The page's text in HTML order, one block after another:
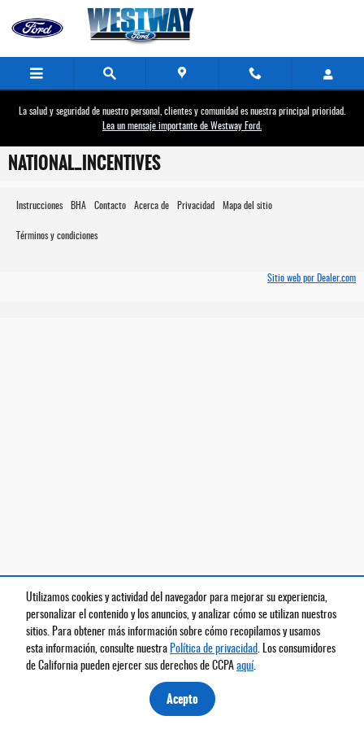
Utilizamos cookies y actividad del navegador para mejorar su experiencia,
personalizar el contenido y los anuncios, y analizar cómo se utilizan nuestros
sitios. Para obtener más información sobre cómo recopilamos y usamos
esta información, consulte nuestra Política de privacidad. Los consumidores
de California pueden ejercer sus derechos de CCPA aquí.
Acepto
Saltar al contenido principal
La salud y seguridad de nuestro personal, clientes y comunidad es nuestra principal prioridad.
Lea un mensaje importante de Westway Ford.
NATIONAL_INCENTIVES
Instrucciones BHA Contacto Acerca de Privacidad Mapa del sitio
Términos y condiciones
Sitio web por Dealer.com